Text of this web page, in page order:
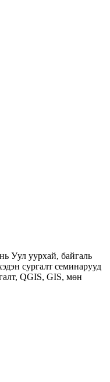
Уул уурхай, байгаль
сургалт семинарууд
QGIS, GIS, мөн